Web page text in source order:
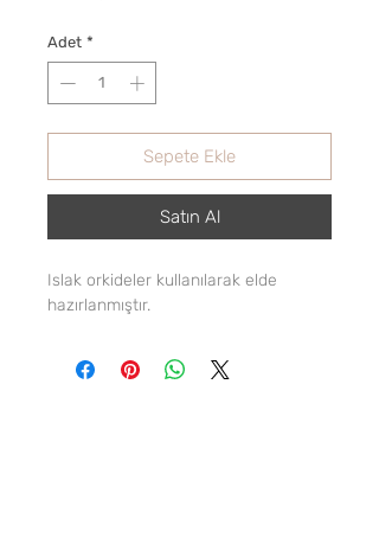
Adet *
Sepete Ekle
Satın Al
Islak orkideler kullanılarak elde
hazırlanmıştır.